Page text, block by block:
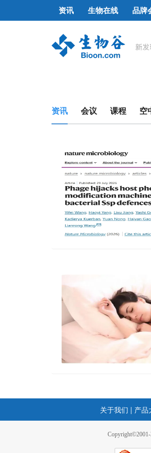
资讯 生物在线 品牌
资讯 会议 课程 空
关于我们 | 产品